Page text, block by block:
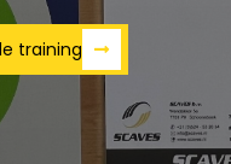
training